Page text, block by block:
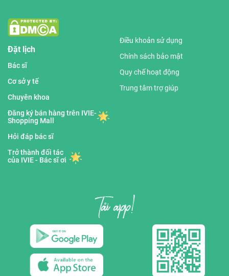
Đặt lịch
Bác sĩ
Cơ sở y tế
Chuyên khoa
Đăng ký bán hàng trên IVIE-
Shopping Mall
Hỏi đáp bác sĩ
Trở thành đối tác
của IVIE - Bác sĩ ơi
Điều khoản sử dụng
Chính sách bảo mật
Quy chế hoạt động
Trung tâm trợ giúp